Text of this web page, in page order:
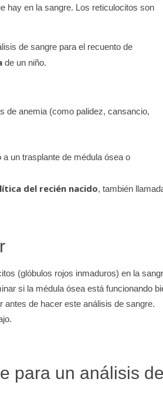
hay en la sangre. Los reticulocitos son
de sangre para el recuento de
de un niño.
de anemia (como palidez, cansancio,
un trasplante de médula ósea o
del recién nacido, también
(glóbulos rojos inmaduros) en la
si la médula ósea está funcionando
de hacer este análisis de sangre.
para un análisis de